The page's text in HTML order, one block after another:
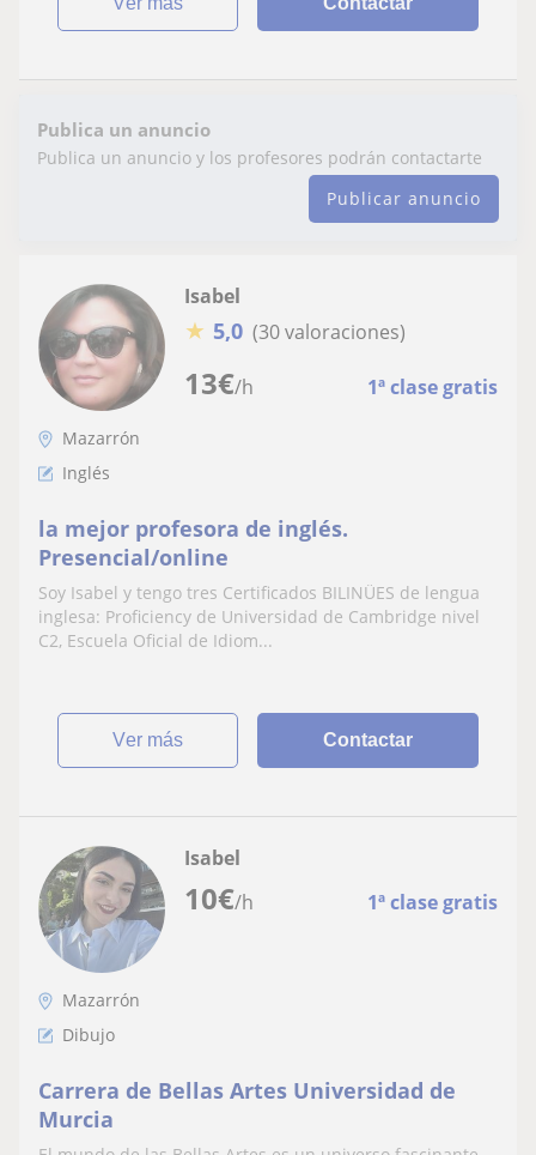
Publica un anuncio
Publica un anuncio y los profesores podrán contactarte
Publicar anuncio
13€/h 1ª clase gratis
Isabel
★ 5,0 (30 valoraciones)
Mazarrón
Inglés
la mejor profesora de inglés.
Presencial/online
Soy Isabel y tengo tres Certificados BILINÜES de lengua
inglesa: Proficiency de Universidad de Cambridge nivel
C2, Escuela Oficial de Idiom...
ver más Contactar
10€/h 1ª clase gratis
Isabel
Mazarrón
Dibujo
Carrera de Bellas Artes Universidad de
Murcia